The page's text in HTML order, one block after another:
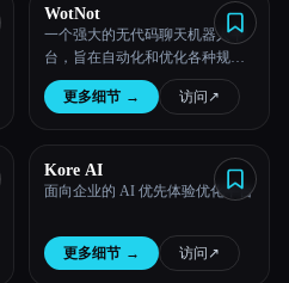
WotNot
一个强大的无代码聊天机器人平
台，旨在自动化和优化各种规模
企业的客户互动。
更多细节 → 访问 ↗︎
Kore AI
面向企业的 AI 优先体验优化平台
更多细节 → 访问 ↗︎